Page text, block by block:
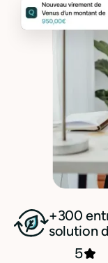
+300
solution
5